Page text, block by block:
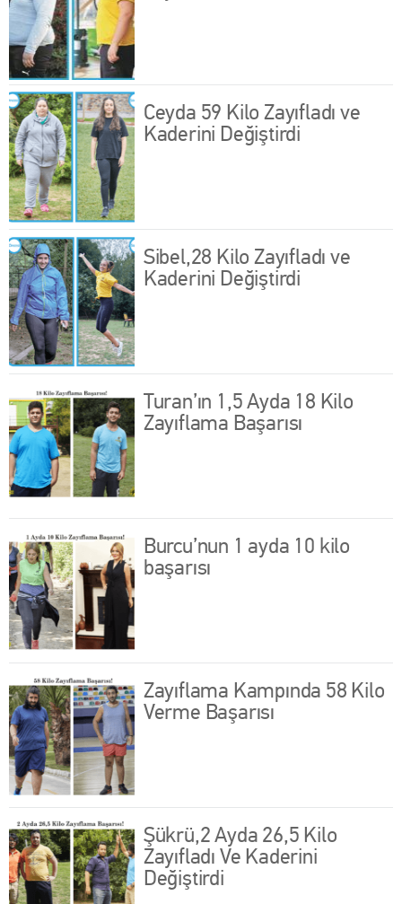
Ceyda 59 Kilo Zayıfladı ve
Kaderini Değiştirdi
Sibel,28 Kilo Zayıfladı ve
Kaderini Değiştirdi
Turan’ın 1,5 Ayda 18 Kilo
Zayıflama Başarısı
Burcu’nun 1 ayda 10 kilo
başarısı
Zayıflama Kampında 58 Kilo
Verme Başarısı
Şükrü,2 Ayda 26,5 Kilo
Zayıfladı Ve Kaderini
Değiştirdi